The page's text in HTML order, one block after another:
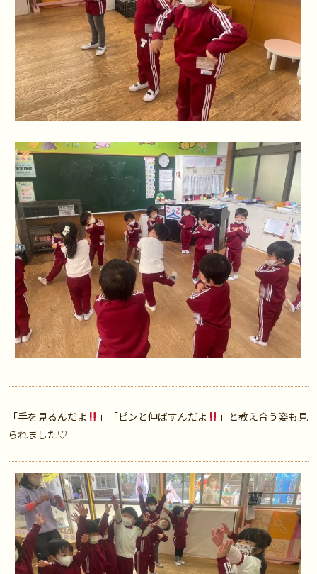
「手を見るんだよ 」「ピンと伸ばすんだよ
」と教え合う姿も見
られました♡